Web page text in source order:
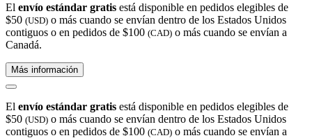
El envío estándar gratis está disponible en pedidos elegibles de
$50 (USD) o más cuando se envían dentro de los Estados Unidos
contiguos o en pedidos de $100 (CAD) o más cuando se envían a
Canadá.
Más información
El envío estándar gratis está disponible en pedidos elegibles de
$50 (USD) o más cuando se envían dentro de los Estados Unidos
contiguos o en pedidos de $100 (CAD) o más cuando se envían a